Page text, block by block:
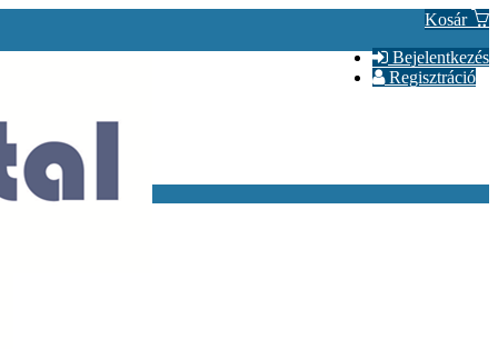
Kosár
Bejelentkezés
Regisztráció